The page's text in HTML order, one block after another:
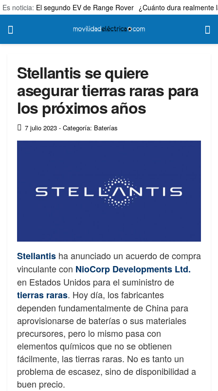
Es noticia: El segundo EV de Range Rover ¿Cuánto dura realmente
Stellantis se quiere
asegurar tierras raras para
los próximos años
7 julio 2023 - Categoría: Baterías
Stellantis ha anunciado un acuerdo de compra
vinculante con NioCorp Developments Ltd.
en Estados Unidos para el suministro de
tierras raras. Hoy día, los fabricantes
dependen fundamentalmente de China para
aprovisionarse de baterías o sus materiales
precursores, pero lo mismo pasa con
elementos químicos que no se obtienen
fácilmente, las tierras raras. No es tanto un
problema de escasez, sino de disponibilidad a
buen precio.